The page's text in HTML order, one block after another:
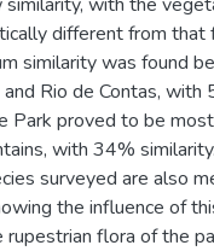
different from that
similarity was found
Rio de Contas,
Park proved to be
with 34%
surveyed are also
the influence of
flora of the